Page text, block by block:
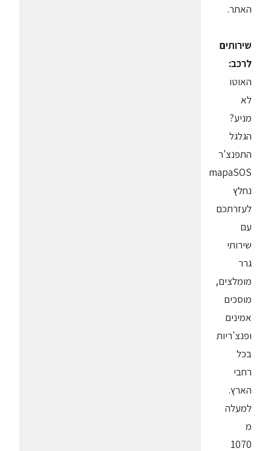
האתר.
שירותים
לרכב:
האוטו
לא
מניע?
הגלגל
התפנצ'ר
mapaSOS
נחלץ
לעזרתכם
עם
שירותי
גרר
מומלצים,
מוסכים
אמינים
ופנצ'ריות
בכל
רחבי
הארץ.
למעלה
מ
1070